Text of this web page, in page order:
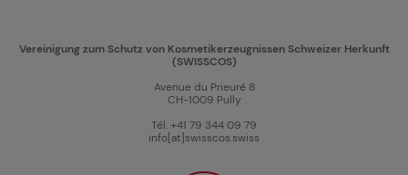
Vereinigung zum Schutz von Kosmetikerzeugnissen Schweizer Herkunft
(SWISSCOS)
Avenue du Prieuré 8
CH-1009 Pully
Tél. +41 79 344 09 79
info[at]swisscos.swiss